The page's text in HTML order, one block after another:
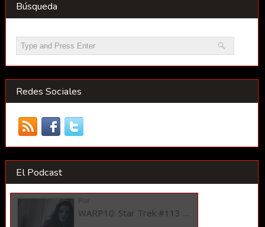
Búsqueda
Redes Sociales
El Podcast